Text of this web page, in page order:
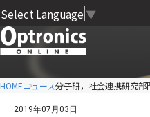
Select Language ▼
HOMEニュース分子研，社会連携研究部
2019年07月03日